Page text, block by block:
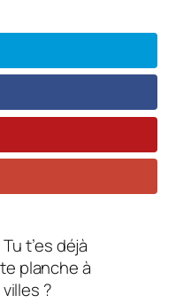
t’es déjà
planche à
?